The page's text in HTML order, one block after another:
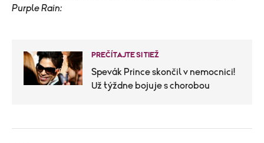
Purple Rain:
PREČÍTAJTE SI TIEŽ
Spevák Prince skončil v nemocnici!
Už týždne bojuje s chorobou